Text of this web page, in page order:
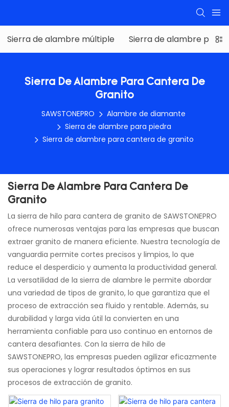
Sierra de alambre múltiple Sierra de alambre para
Sierra De Alambre Para Cantera De
Granito
SAWSTONEPRO
Alambre de diamante
Sierra de alambre para piedra
Sierra de alambre para cantera de granito
Sierra De Alambre Para Cantera De
Granito
La sierra de hilo para cantera de granito de SAWSTONEPRO
ofrece numerosas ventajas para las empresas que buscan
extraer granito de manera eficiente. Nuestra tecnología de
vanguardia permite cortes precisos y limpios, lo que
reduce el desperdicio y aumenta la productividad general.
La versatilidad de la sierra de alambre le permite abordar
una variedad de tipos de granito, lo que garantiza que el
proceso de extracción sea fluido y rentable. Además, su
durabilidad y larga vida útil la convierten en una
herramienta confiable para uso continuo en entornos de
cantera desafiantes. Con la sierra de hilo de
SAWSTONEPRO, las empresas pueden agilizar eficazmente
sus operaciones y lograr resultados óptimos en sus
procesos de extracción de granito.